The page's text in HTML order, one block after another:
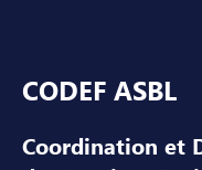
CODEF ASBL
Coordination et